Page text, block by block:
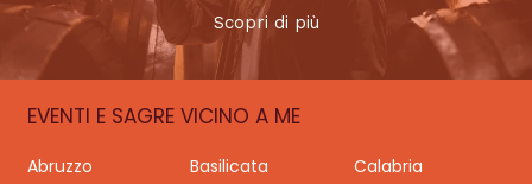
Scopri di più
EVENTI E SAGRE VICINO A ME
Abruzzo Basilicata
Calabria